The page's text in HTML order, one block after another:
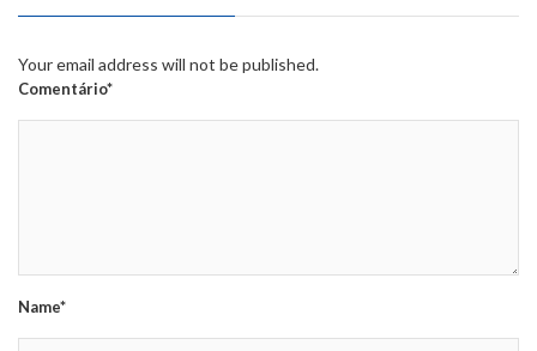
Your email address will not be published.
Comentário*
Name*